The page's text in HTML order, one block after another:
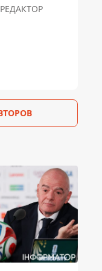
РЕДАКТОР